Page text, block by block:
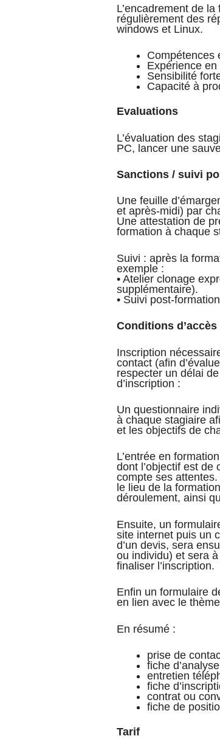
L’encadrement de
régulièrement des
windows et Linux.
Compétences
Expérience en
Sensibilité
Capacité à
Evaluations
L’évaluation des
PC, lancer une
Sanctions / suivi
Une feuille
et après-midi) par
Une attestation de
formation à chaque
Suivi : après la
exemple :
• Atelier clonage
supplémentaire).
• Suivi
Conditions
Inscription
contact (afin
respecter un délai
d’inscription :
Un questionnaire
à chaque stagiaire
et les objectifs de
L’entrée en
dont l’objectif est
compte ses
le lieu de la
déroulement, ainsi
Ensuite, un
site internet puis un
d’un devis, sera
ou individu) et sera
finaliser l’inscription.
Enfin un formulaire
en lien avec le
En résumé :
prise de
fiche
entretien
fiche
contrat ou
fiche de
Tarif